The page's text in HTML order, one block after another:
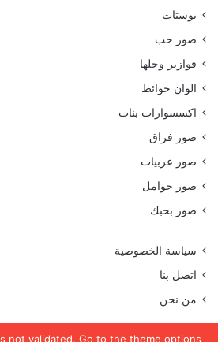
not validated, Go to the theme options
بوستات
صور حب
فوازير وحلها
الوان حوائط
اكسسوارات بنات
صور فراق
صور عربيات
صور حوامل
صور بحبك
سياسة الخصوصية
اتصل بنا
من نحن